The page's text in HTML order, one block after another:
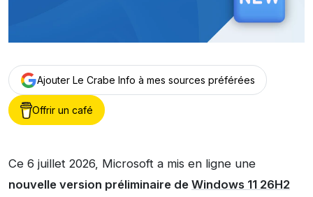
Ajouter Le Crabe Info à mes sources préférées
Offrir un café
Ce 6 juillet 2026, Microsoft a mis en ligne une
nouvelle version préliminaire de Windows 11 26H2